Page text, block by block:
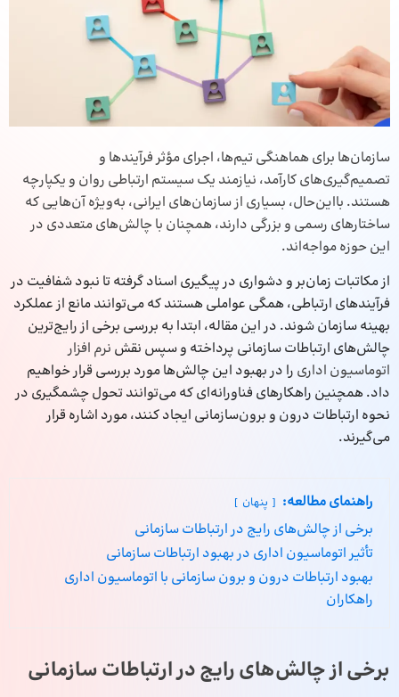
سازمان‌ها برای هماهنگی تیم‌ها، اجرای مؤثر فرآیندها و
تصمیم‌گیری‌های کارآمد، نیازمند یک سیستم ارتباطی روان و یکپارچه
هستند. بااین‌حال، بسیاری از سازمان‌های ایرانی، به‌ویژه آن‌هایی که
ساختارهای رسمی و بزرگی دارند، همچنان با چالش‌های متعددی در
این حوزه مواجه‌اند.
از مکاتبات زمان‌بر و دشواری در پیگیری اسناد گرفته تا نبود شفافیت در
فرآیندهای ارتباطی، همگی عواملی هستند که می‌توانند مانع از عملکرد
بهینه سازمان شوند. در این مقاله، ابتدا به بررسی برخی از رایج‌ترین
چالش‌های ارتباطات سازمانی پرداخته و سپس نقش نرم افزار
اتوماسیون اداری را در بهبود این چالش‌ها مورد بررسی قرار خواهیم
داد. همچنین راهکارهای فناورانه‌ای که می‌توانند تحول چشمگیری در
نحوه ارتباطات درون و برون‌سازمانی ایجاد کنند، مورد اشاره قرار
می‌گیرند.
راهنمای مطالعه: پنهان
برخی از چالش‌های رایج در ارتباطات سازمانی
تأثیر اتوماسیون اداری در بهبود ارتباطات سازمانی
بهبود ارتباطات درون و برون سازمانی با اتوماسیون اداری
راهکاران
برخی از چالش‌های رایج در ارتباطات سازمانی